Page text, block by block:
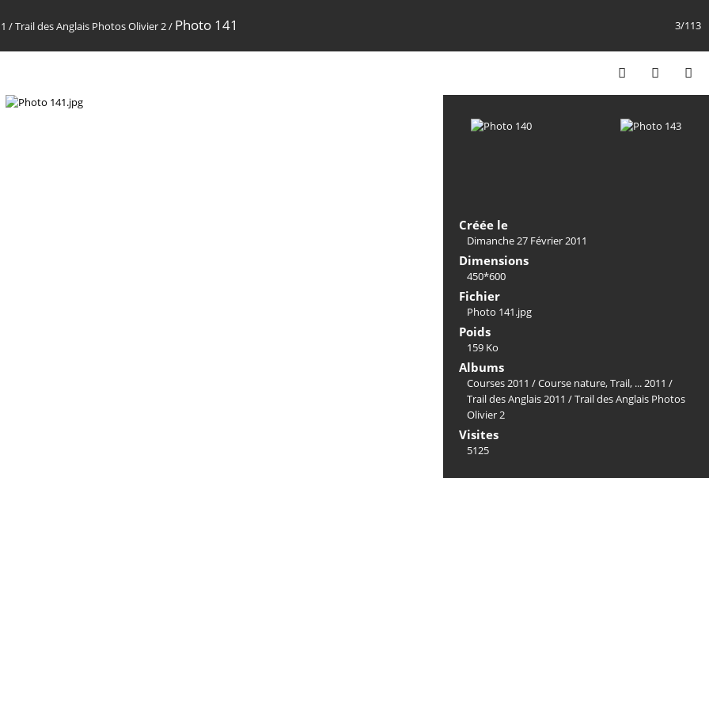
3/113
/Trail des Anglais Photos Olivier 2/ Photo 141
Créée le
Dimanche 27 Février 2011
Dimensions
450*600
Fichier
Photo 141.jpg
Poids
159 Ko
Albums
Courses 2011 /Course nature, Trail, ... 2011 /
Trail des Anglais 2011 /Trail des Anglais Photos
Olivier 2
Visites
5125